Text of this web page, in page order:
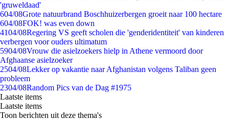
'gruweldaad'
604/08Grote natuurbrand Boschhuizerbergen groeit naar 100 hectare
604/08FOK! was even down
4104/08Regering VS geeft scholen die 'genderidentiteit' van kinderen
verbergen voor ouders ultimatum
5904/08Vrouw die asielzoekers hielp in Athene vermoord door
Afghaanse asielzoeker
2504/08Lekker op vakantie naar Afghanistan volgens Taliban geen
probleem
2304/08Random Pics van de Dag #1975
Laatste items
Laatste items
Toon berichten uit deze thema's